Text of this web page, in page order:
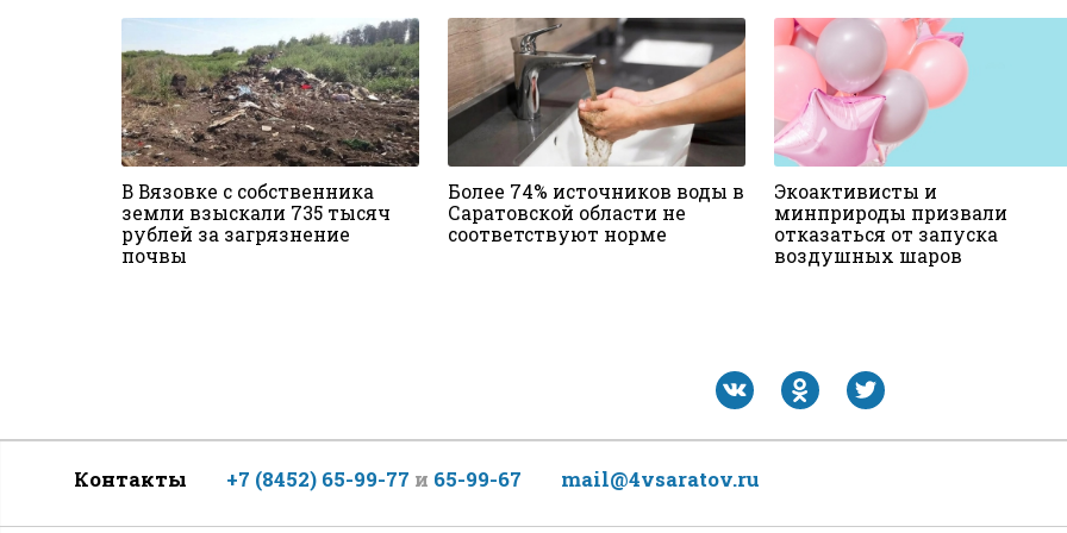
В Вязовке с собственника
земли взыскали 735 тысяч
рублей за загрязнение
почвы
Более 74% источников воды в
Саратовской области не
соответствуют норме
Экоактивисты и
минприроды призвали
отказаться от запуска
воздушных шаров
Контакты +7 (8452) 65-99-77 и 65-99-67 mail@4vsaratov.ru